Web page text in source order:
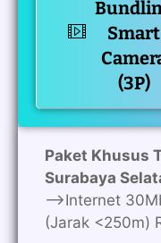
Smart
(3P)
Paket Khusus
Surabaya
—>Internet
(Jarak <250m)